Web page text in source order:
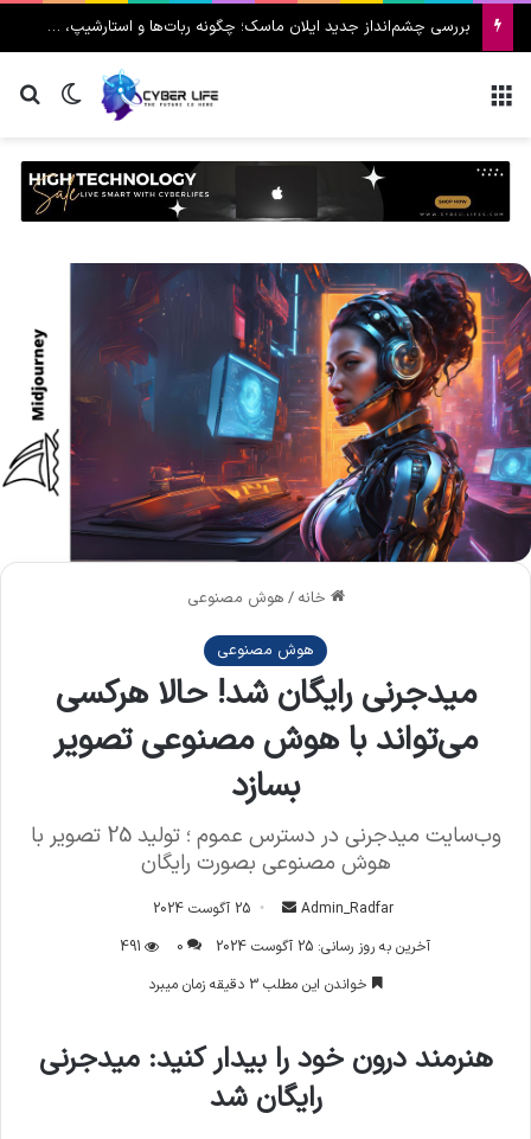
بررسی چشم‌انداز جدید ایلان ماسک؛ چگونه ربات‌ها و استارشیپ، ماه را به قطب صنعتی فضا تبدیل می‌کنند؟
تغییر
خانه / هوش مصنوعی
هوش مصنوعی
میدجرنی رایگان شد! حالا هرکسی
می‌تواند با هوش مصنوعی تصویر
بسازد
وب‌سایت میدجرنی در دسترس عموم ؛ تولید 25 تصویر با
هوش مصنوعی بصورت رایگان
Admin_Radfar
ا
ا
ی
م
25 آگوست 2024
آخرین به روز رسانی: 25 آگوست 2024
0
491
خواندن این مطلب 3 دقیقه زمان میبرد
هنرمند درون خود را بیدار کنید: میدجرنی
رایگان شد